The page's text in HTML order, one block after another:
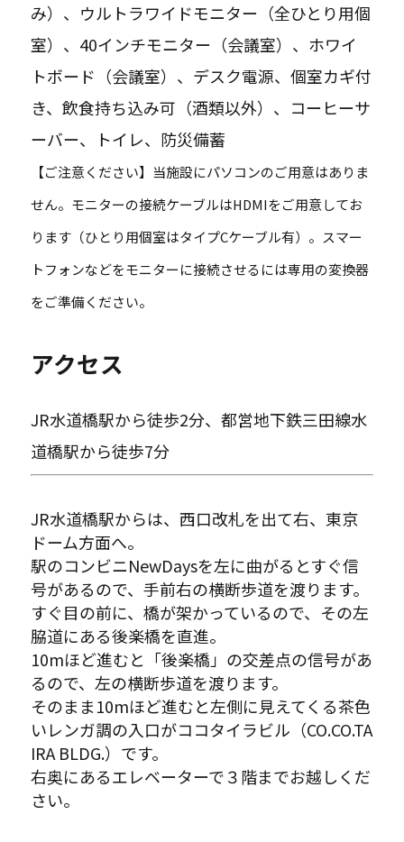
み）、ウルトラワイドモニター（全ひとり用個
室）、40インチモニター（会議室）、ホワイ
トボード（会議室）、デスク電源、個室カギ付
き、飲食持ち込み可（酒類以外）、コーヒーサ
ーバー、トイレ、防災備蓄
【ご注意ください】当施設にパソコンのご用意はありま
せん。モニターの接続ケーブルはHDMIをご用意してお
ります（ひとり用個室はタイプCケーブル有）。スマー
トフォンなどをモニターに接続させるには専用の変換器
をご準備ください。
アクセス
JR水道橋駅から徒歩2分、都営地下鉄三田線水
道橋駅から徒歩7分
JR水道橋駅からは、西口改札を出て右、東京
ドーム方面へ。
駅のコンビニNewDaysを左に曲がるとすぐ信
号があるので、手前右の横断歩道を渡ります。
すぐ目の前に、橋が架かっているので、その左
脇道にある後楽橋を直進。
10mほど進むと「後楽橋」の交差点の信号があ
るので、左の横断歩道を渡ります。
そのまま10mほど進むと左側に見えてくる茶色
いレンガ調の入口がココタイラビル（CO.CO.TA
IRA BLDG.）です。
右奥にあるエレベーターで３階までお越しくだ
さい。